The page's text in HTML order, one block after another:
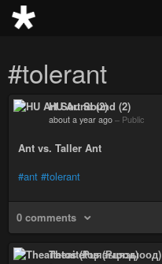
#tolerant
HU Art Sound (2)
about a year ago – Public
Ant vs. Taller Ant
#ant #tolerant
0 comments
Theaitetos (Рцяэыоод)